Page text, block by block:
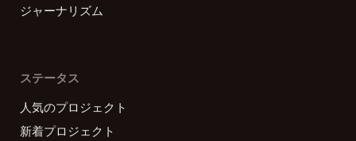
ジャーナリズム
ステータス
人気のプロジェクト
新着プロジェクト